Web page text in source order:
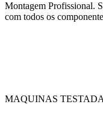
Montagem Profissional.
com todos os
MAQUINAS